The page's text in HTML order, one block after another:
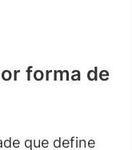
forma de
que define